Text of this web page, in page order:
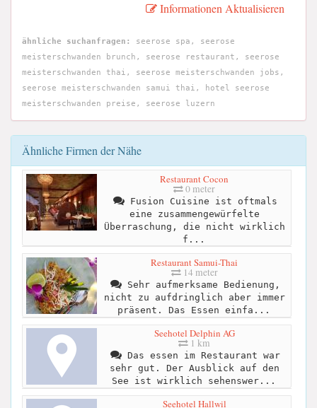
Informationen Aktualisieren
ähnliche suchanfragen:
seerose spa, seerose
meisterschwanden brunch, seerose restaurant, seerose
meisterschwanden thai, seerose meisterschwanden jobs,
seerose meisterschwanden samui thai, hotel seerose
meisterschwanden preise, seerose luzern
Ähnliche Firmen der Nähe
Restaurant Cocon
0 meter
Fusion Cuisine ist oftmals
eine zusammengewürfelte
Überraschung, die nicht wirklich
f...
Restaurant Samui-Thai
14 meter
Sehr aufmerksame Bedienung,
nicht zu aufdringlich aber immer
präsent. Das Essen einfa...
Seehotel Delphin AG
1 km
Das essen im Restaurant war
sehr gut. Der Ausblick auf den
See ist wirklich sehenswer...
Seehotel Hallwil